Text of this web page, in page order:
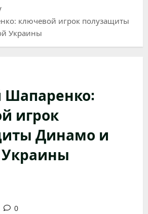
ключевой игрок полузащиты
Украины
Шапаренко:
игрок
Динамо и
0